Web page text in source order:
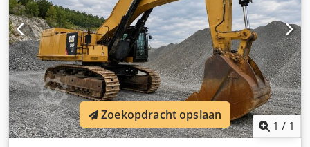
1 / 1
Zoekopdracht opslaan